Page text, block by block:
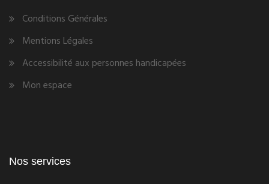
Conditions Générales
Mentions Légales
Accessibilité aux personnes handicapées
Mon espace
Nos services